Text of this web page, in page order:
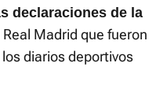
declaraciones de la
Real Madrid que fueron
diarios deportivos